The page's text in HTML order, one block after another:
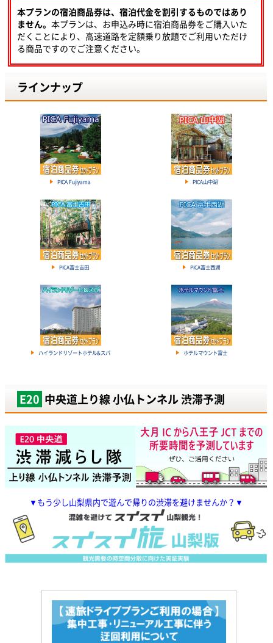
本プランの宿泊商品券は、宿泊代金を割引するものではあり
ません。 本プランは、お申込み時に宿泊商品券をご購入いた
だくことにより、高速道路を定額乗り放題でご利用いただけ
る商品ですのでご注意ください。
ラインナップ
PICA Fujiyama PICA山中湖
PICA富士吉田 PICA富士西湖
ハイランドリゾートホテル&スパ ホテルマウント富士
E20 中央道上り線 小仏トンネル 渋滞予測
▼もう少し山梨県内で遊んで帰りの渋滞を避けませんか？▼